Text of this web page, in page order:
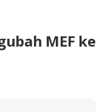
MEF ke